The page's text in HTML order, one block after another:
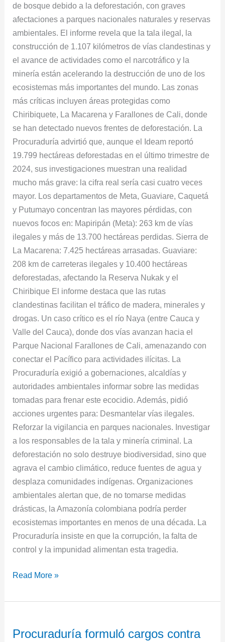
de bosque debido a la deforestación, con graves
afectaciones a parques nacionales naturales y reservas
ambientales. El informe revela que la tala ilegal, la
construcción de 1.107 kilómetros de vías clandestinas y
el avance de actividades como el narcotráfico y la
minería están acelerando la destrucción de uno de los
ecosistemas más importantes del mundo. Las zonas
más críticas incluyen áreas protegidas como
Chiribiquete, La Macarena y Farallones de Cali, donde
se han detectado nuevos frentes de deforestación. La
Procuraduría advirtió que, aunque el Ideam reportó
19.799 hectáreas deforestadas en el último trimestre de
2024, sus investigaciones muestran una realidad
mucho más grave: la cifra real sería casi cuatro veces
mayor. Los departamentos de Meta, Guaviare, Caquetá
y Putumayo concentran las mayores pérdidas, con
nuevos focos en: Mapiripán (Meta): 263 km de vías
ilegales y más de 13.700 hectáreas perdidas. Sierra de
La Macarena: 7.425 hectáreas arrasadas. Guaviare:
208 km de carreteras ilegales y 10.400 hectáreas
deforestadas, afectando la Reserva Nukak y el
Chiribique El informe destaca que las rutas
clandestinas facilitan el tráfico de madera, minerales y
drogas. Un caso crítico es el río Naya (entre Cauca y
Valle del Cauca), donde dos vías avanzan hacia el
Parque Nacional Farallones de Cali, amenazando con
conectar el Pacífico para actividades ilícitas. La
Procuraduría exigió a gobernaciones, alcaldías y
autoridades ambientales informar sobre las medidas
tomadas para frenar este ecocidio. Además, pidió
acciones urgentes para: Desmantelar vías ilegales.
Reforzar la vigilancia en parques nacionales. Investigar
a los responsables de la tala y minería criminal. La
deforestación no solo destruye biodiversidad, sino que
agrava el cambio climático, reduce fuentes de agua y
desplaza comunidades indígenas. Organizaciones
ambientales alertan que, de no tomarse medidas
drásticas, la Amazonía colombiana podría perder
ecosistemas importantes en menos de una década. La
Procuraduría insiste en que la corrupción, la falta de
control y la impunidad alimentan esta tragedia.
Read More »
Procuraduría formuló cargos contra
formuló